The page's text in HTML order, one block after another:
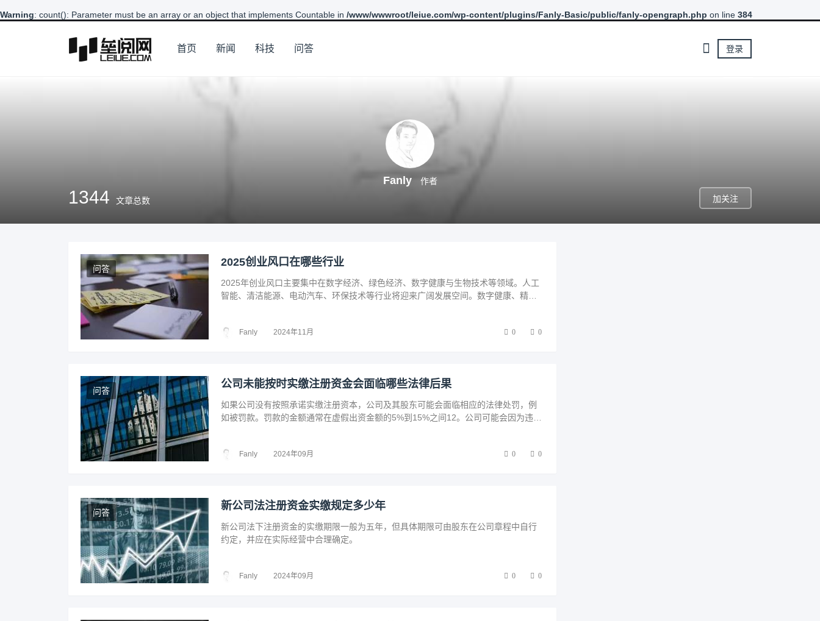
Warning: count(): Parameter must be an array or an object that implements Countable in /www/wwwroot/leiue.com/wp-content/plugins/Fanly-Basic/public/fanly-opengraph.php on line 384
首页 新闻 科技 问答 登录
Fanly 作者
1344 文章总数 加关注
问答
2025创业风口在哪些行业
2025年创业风口主要集中在数字经济、绿色经济、数字健康与生物技术等领域。人工
智能、清洁能源、电动汽车、环保技术等行业将迎来广阔发展空间。数字健康、精准
Fanly 2024年11月 0 0
问答
公司未能按时实缴注册资金会面临哪些法律后果
如果公司没有按照承诺实缴注册资本，公司及其股东可能会面临相应的法律处罚，例
如被罚款。罚款的金额通常在虚假出资金额的5%到15%之间‌12。‌公司可能会因为违反
Fanly 2024年09月 0 0
问答
新公司法注册资金实缴规定多少年
新公司法下注册资金的实缴期限一般为五年，但具体期限可由股东在公司章程中自行
约定，并应在实际经营中合理确定。
Fanly 2024年09月 0 0